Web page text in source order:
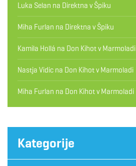
Luka Selan na Direktna v Špiku
Miha Furlan na Direktna v Špiku
Kamila Hollá na Don Kihot v Marmoladi
Nastja Vidic na Don Kihot v Marmoladi
Miha Furlan na Don Kihot v Marmoladi
Kategorije